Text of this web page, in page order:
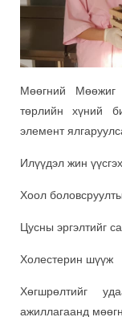
Мөөгний Мөөжиг
төрлийн хүний
элемент
Илүүдэл жин
Хоол
Цусны эргэлтийг
Холестерин шүүж
Хөгшрөлтийг
ажиллагаанд